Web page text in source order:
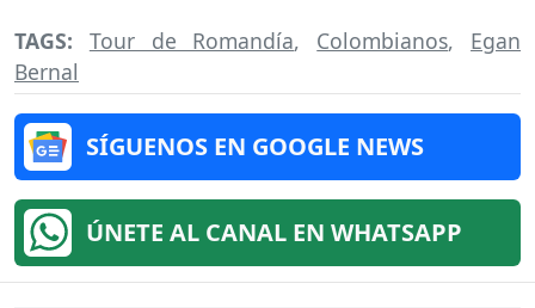
TAGS: Tour de Romandía, Colombianos, Egan
Bernal
SÍGUENOS EN GOOGLE NEWS
ÚNETE AL CANAL EN WHATSAPP